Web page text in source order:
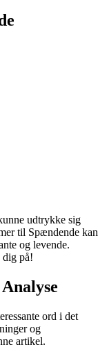
udtrykke sig
til Spændende kan
og levende.
dig på!
ord i det
og
artikel.